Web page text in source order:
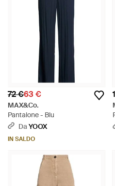
72 €63 €
MAX&Co.
Pantalone - Blu
DaYOOX
IN SALDO